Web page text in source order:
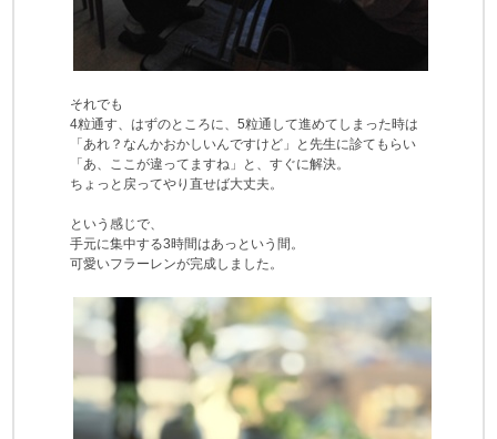
それでも
4粒通す、はずのところに、5粒通して進めてしまった時は
「あれ？なんかおかしいんですけど」と先生に診てもらい
「あ、ここが違ってますね」と、すぐに解決。
ちょっと戻ってやり直せば大丈夫。
という感じで、
手元に集中する3時間はあっという間。
可愛いフラーレンが完成しました。